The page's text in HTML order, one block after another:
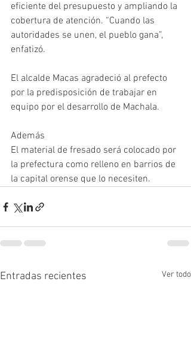
eficiente del presupuesto y ampliando la
cobertura de atención. “Cuando las
autoridades se unen, el pueblo gana”,
enfatizó.
El alcalde Macas agradeció al prefecto
por la predisposición de trabajar en
equipo por el desarrollo de Machala.
Además
El material de fresado será colocado por
la prefectura como relleno en barrios de
la capital orense que lo necesiten.
Entradas recientes Ver todo